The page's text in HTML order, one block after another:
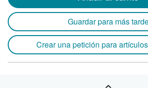
Guardar para más
Crear una petición para